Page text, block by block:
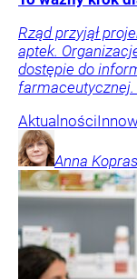
Rząd przyjął
aptek.
dostępie do
farmaceutycznej.
Aktualności
Anna